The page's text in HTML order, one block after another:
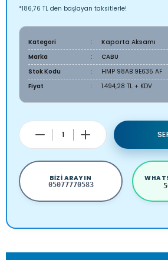
*186,76 TL den başlayan taksitlerle!
Kategori
Kaporta Aksamı
Marka
CABU
Stok Kodu
HMP 98AB 9E635 AF
Fiyat
1.494,28 TL + KDV
BIZI ARAYIN
05077770583